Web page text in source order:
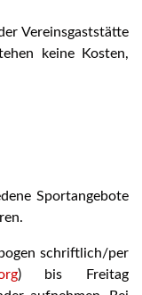
Vereinsgaststätte
keine Kosten,
Sportangebote
schriftlich/per
) bis Freitag